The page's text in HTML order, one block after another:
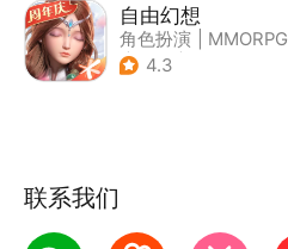
自由幻想
角色扮演
MMORPG
| 仙侠
4.3
联系我们